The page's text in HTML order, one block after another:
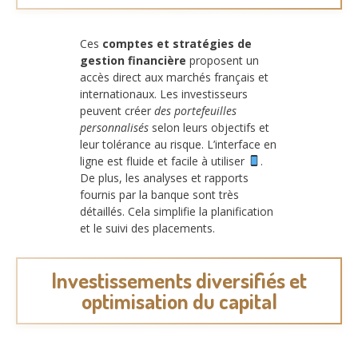
Ces comptes et stratégies de
gestion financière proposent un
accès direct aux marchés français et
internationaux. Les investisseurs
peuvent créer des portefeuilles
personnalisés selon leurs objectifs et
leur tolérance au risque. L’interface en
ligne est fluide et facile à utiliser
.
De plus, les analyses et rapports
fournis par la banque sont très
détaillés. Cela simplifie la planification
et le suivi des placements.
Investissements diversifiés et
optimisation du capital